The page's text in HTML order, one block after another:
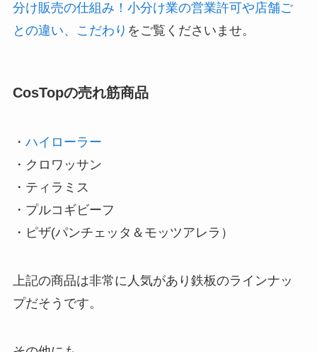
分け販売の仕組み！小分け業の営業許可や店舗ご
との違い、こだわり をご覧くださいませ。
CosTopの売れ筋商品
・ ハイローラー
・クロワッサン
・ティラミス
・プルコギビーフ
・ピザ(パンチェッタ＆モッツアレラ）
上記の商品は非常に人気があり鉄板のラインナッ
プだそうです。